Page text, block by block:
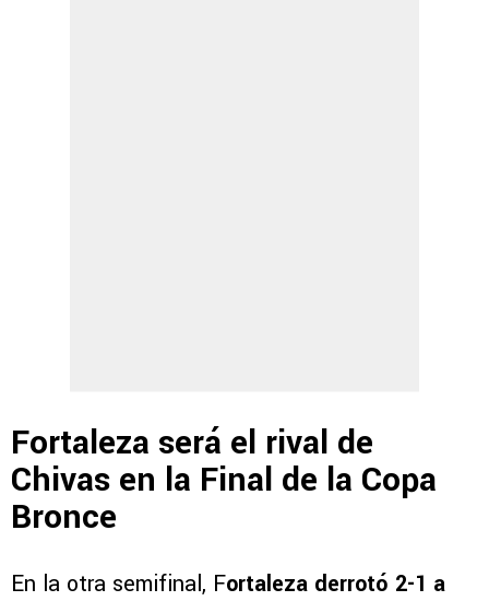
Fortaleza será el rival de
Chivas en la Final de la Copa
Bronce
En la otra semifinal, Fortaleza derrotó 2-1 a